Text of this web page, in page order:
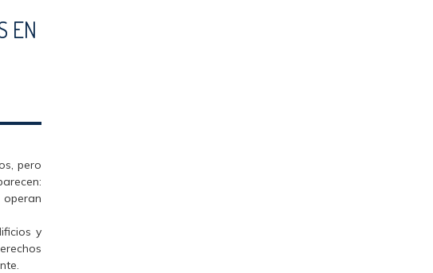
EN
pero
operan
y